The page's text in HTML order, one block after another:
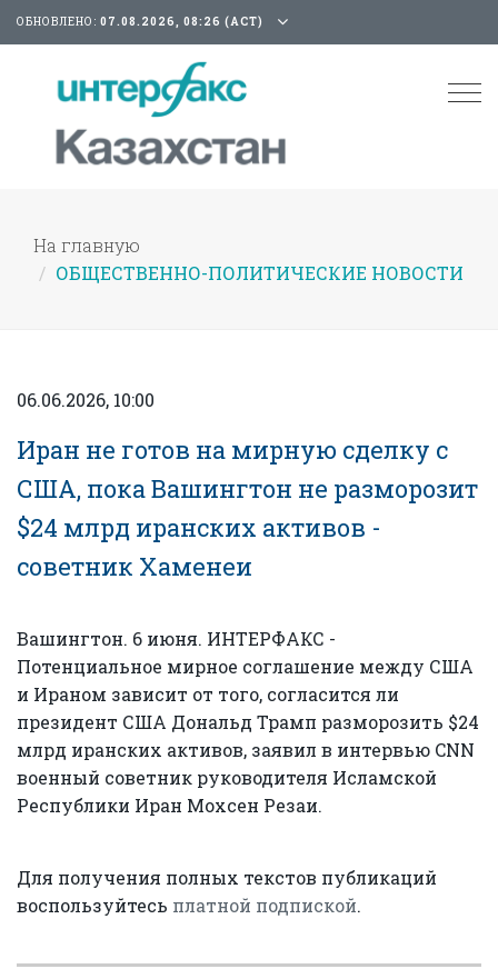
ОБНОВЛЕНО: 07.08.2026, 08:26 (АСТ)
На главную
ОБЩЕСТВЕННО-ПОЛИТИЧЕСКИЕ НОВОСТИ
06.06.2026, 10:00
Иран не готов на мирную сделку с
США, пока Вашингтон не разморозит
$24 млрд иранских активов -
советник Хаменеи
Вашингтон. 6 июня. ИНТЕРФАКС -
Потенциальное мирное соглашение между США
и Ираном зависит от того, согласится ли
президент США Дональд Трамп разморозить $24
млрд иранских активов, заявил в интервью CNN
военный советник руководителя Исламской
Республики Иран Мохсен Резаи.
Для получения полных текстов публикаций
воспользуйтесь платной подпиской.